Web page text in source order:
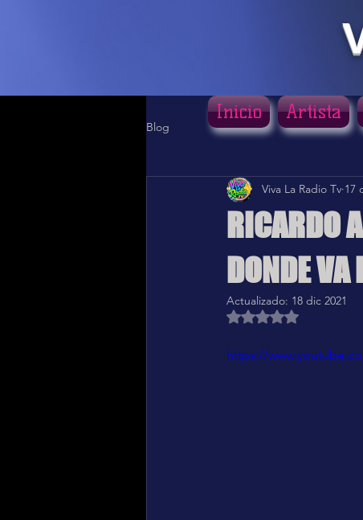
Blog
RICARDO
DONDE VA
Viva La Radio Tv 17
Actualizado: 18 dic 2021
Obtuvo NaN de 5
https://
Inicio Artista